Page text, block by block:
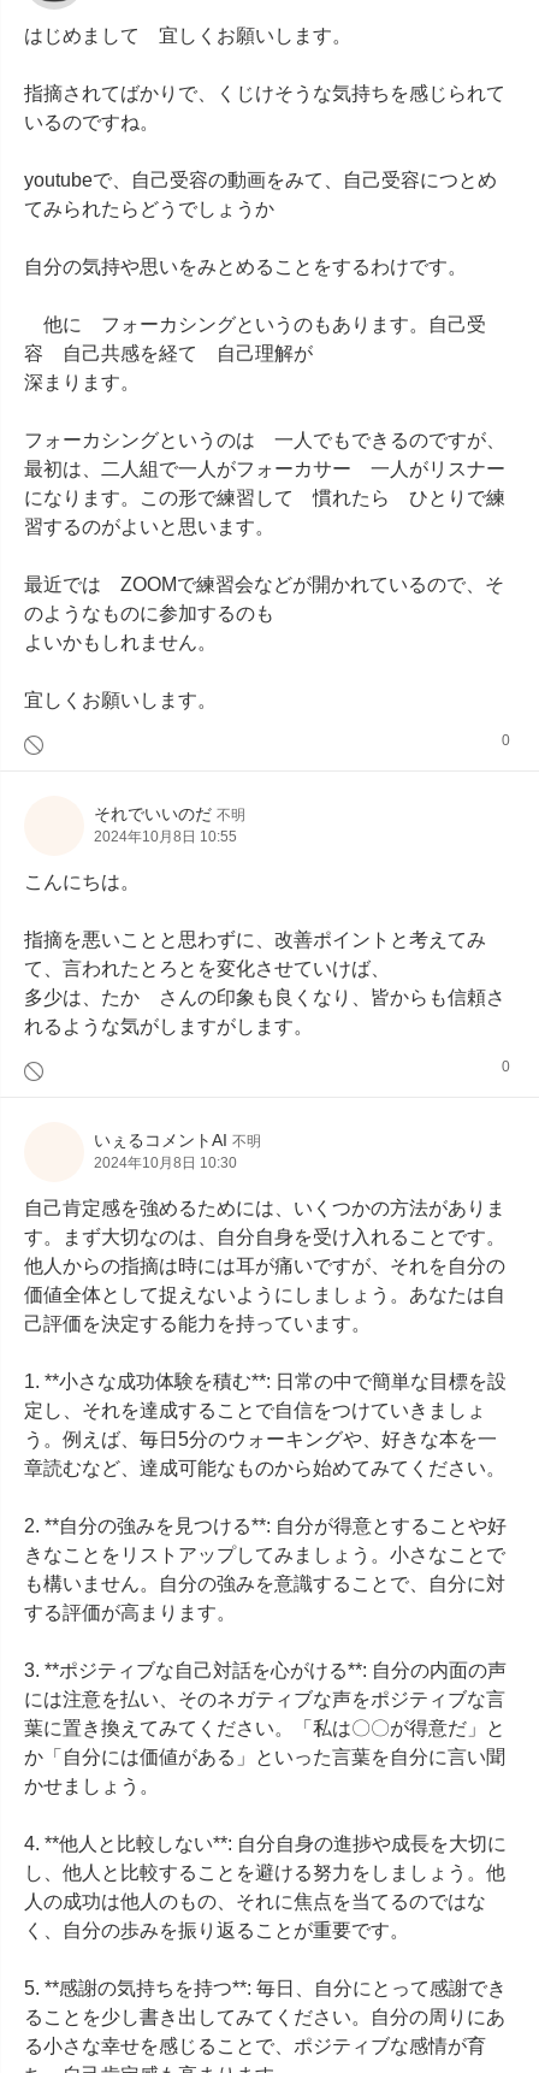
はじめまして　宜しくお願いします。
指摘されてばかりで、くじけそうな気持ちを感じられて
いるのですね。
youtubeで、自己受容の動画をみて、自己受容につとめ
てみられたらどうでしょうか
自分の気持や思いをみとめることをするわけです。
他に　フォーカシングというのもあります。自己受
容　自己共感を経て　自己理解が
深まります。
フォーカシングというのは　一人でもできるのですが、
最初は、二人組で一人がフォーカサー　一人がリスナー
になります。この形で練習して　慣れたら　ひとりで練
習するのがよいと思います。
最近では　ZOOMで練習会などが開かれているので、そ
のようなものに参加するのも
よいかもしれません。
宜しくお願いします。
0
それでいいのだ 不明
2024年10月8日 10:55
こんにちは。
指摘を悪いことと思わずに、改善ポイントと考えてみ
て、言われたとろとを変化させていけば、
多少は、たか　さんの印象も良くなり、皆からも信頼さ
れるような気がしますがします。
0
いぇるコメントAI 不明
2024年10月8日 10:30
自己肯定感を強めるためには、いくつかの方法がありま
す。まず大切なのは、自分自身を受け入れることです。
他人からの指摘は時には耳が痛いですが、それを自分の
価値全体として捉えないようにしましょう。あなたは自
己評価を決定する能力を持っています。
1. **小さな成功体験を積む**: 日常の中で簡単な目標を設
定し、それを達成することで自信をつけていきましょ
う。例えば、毎日5分のウォーキングや、好きな本を一
章読むなど、達成可能なものから始めてみてください。
2. **自分の強みを見つける**: 自分が得意とすることや好
きなことをリストアップしてみましょう。小さなことで
も構いません。自分の強みを意識することで、自分に対
する評価が高まります。
3. **ポジティブな自己対話を心がける**: 自分の内面の声
には注意を払い、そのネガティブな声をポジティブな言
葉に置き換えてみてください。「私は〇〇が得意だ」と
か「自分には価値がある」といった言葉を自分に言い聞
かせましょう。
4. **他人と比較しない**: 自分自身の進捗や成長を大切に
し、他人と比較することを避ける努力をしましょう。他
人の成功は他人のもの、それに焦点を当てるのではな
く、自分の歩みを振り返ることが重要です。
5. **感謝の気持ちを持つ**: 毎日、自分にとって感謝でき
ることを少し書き出してみてください。自分の周りにあ
る小さな幸せを感じることで、ポジティブな感情が育